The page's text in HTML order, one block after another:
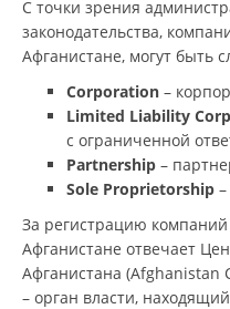
С точки зрения
законодательства,
Афганистане, могут быть
Corporation –
Limited Liability
с ограниченной
Partnership –
Sole Proprietorship
За регистрацию компаний
Афганистане отвечает
Афганистана (Afghanistan
– орган власти,